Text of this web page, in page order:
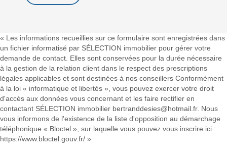
« Les informations recueillies sur ce formulaire sont enregistrées dans
un fichier informatisé par SÉLECTION immobilier pour gérer votre
demande de contact. Elles sont conservées pour la durée nécessaire
à la gestion de la relation client dans le respect des prescriptions
légales applicables et sont destinées à nos conseillers Conformément
à la loi « informatique et libertés », vous pouvez exercer votre droit
d'accès aux données vous concernant et les faire rectifier en
contactant SÉLECTION immobilier bertranddesies@hotmail.fr. Nous
vous informons de l'existence de la liste d'opposition au démarchage
téléphonique « Bloctel », sur laquelle vous pouvez vous inscrire ici :
https://www.bloctel.gouv.fr/ »